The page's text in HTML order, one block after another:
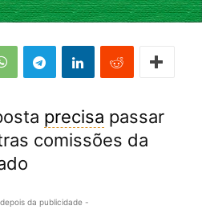
precisa passar
comissões da
da publicidade -